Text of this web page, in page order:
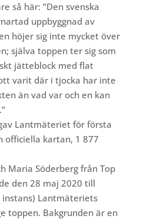
så här: ”Den svenska
uppbyggnad av
höjer sig inte mycket över
själva toppen ter sig som
jätteblock med flat
varit där i tjocka har inte
än vad var och en kan
Lantmäteriet för första
officiella kartan, 1 877
Maria Söderberg från Top
den 28 maj 2020 till
instans) Lantmäteriets
toppen. Bakgrunden är en